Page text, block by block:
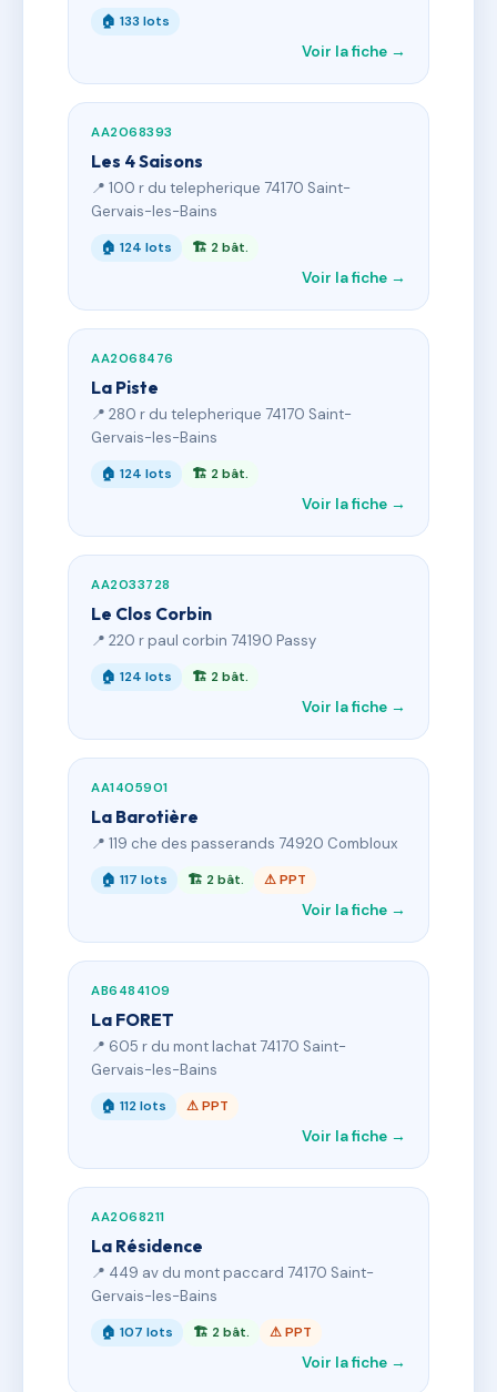
🏠 133 lots
Voir la fiche →
AA2068393
Les 4 Saisons
📍 100 r du telepherique 74170 Saint-
Gervais-les-Bains
🏠 124 lots 🏗 2 bât.
Voir la fiche →
AA2068476
La Piste
📍 280 r du telepherique 74170 Saint-
Gervais-les-Bains
🏠 124 lots 🏗 2 bât.
Voir la fiche →
AA2033728
Le Clos Corbin
📍 220 r paul corbin 74190 Passy
🏠 124 lots 🏗 2 bât.
Voir la fiche →
AA1405901
La Barotière
📍 119 che des passerands 74920 Combloux
🏠 117 lots 🏗 2 bât. ⚠ PPT
Voir la fiche →
AB6484109
La FORET
📍 605 r du mont lachat 74170 Saint-
Gervais-les-Bains
🏠 112 lots ⚠ PPT
Voir la fiche →
AA2068211
La Résidence
📍 449 av du mont paccard 74170 Saint-
Gervais-les-Bains
🏠 107 lots 🏗 2 bât. ⚠ PPT
Voir la fiche →